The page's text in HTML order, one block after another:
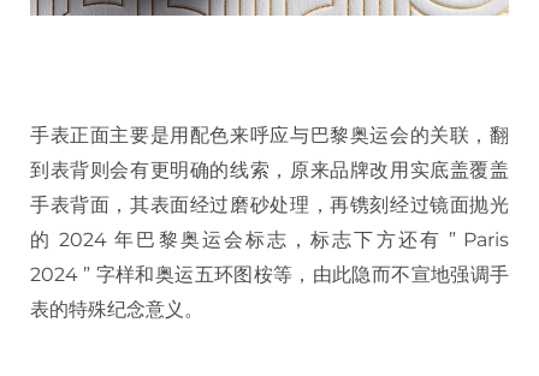
手表正面主要是用配色来呼应与巴黎奥运会的关联，翻
到表背则会有更明确的线索，原来品牌改用实底盖覆盖
手表背面，其表面经过磨砂处理，再镌刻经过镜面抛光
的 2024 年巴黎奥运会标志，标志下方还有 ” Paris
2024 ” 字样和奥运五环图桉等，由此隐而不宣地强调手
表的特殊纪念意义。